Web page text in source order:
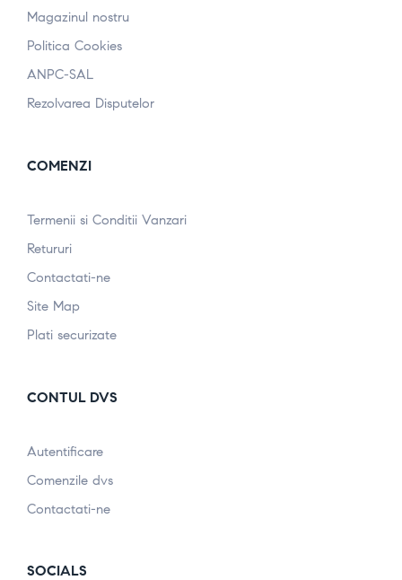
Magazinul nostru
Politica Cookies
ANPC-SAL
Rezolvarea Disputelor
COMENZI
Termenii si Conditii Vanzari
Retururi
Contactati-ne
Site Map
Plati securizate
CONTUL DVS
Autentificare
Comenzile dvs
Contactati-ne
SOCIALS